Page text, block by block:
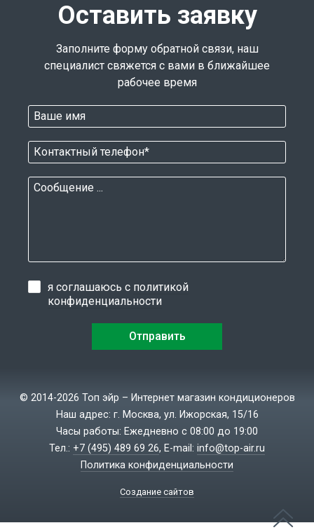
Оставить заявку
Заполните форму обратной связи, наш
специалист свяжется с вами в ближайшее
рабочее время
я соглашаюсь с политикой
конфиденциальности
© 2014-2026 Топ эйр – Интернет магазин кондиционеров
Наш адрес: г. Москва, ул. Ижорская, 15/16
Часы работы: Ежедневно с 08:00 до 19:00
Тел.: +7 (495) 489 69 26, E-mail: info@top-air.ru
Политика конфиденциальности
Создание сайтов